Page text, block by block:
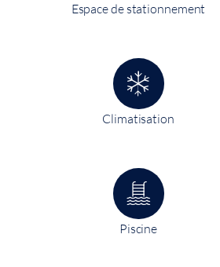
Espace de stationnement
Climatisation
Piscine